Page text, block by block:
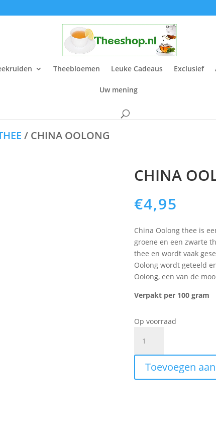
Theebloemen Leuke Cadeaus Exclusief
Uw mening
/ CHINA OOLONG
CHINA
€4,95
China Oolong thee is
groene en een zwarte
thee en wordt vaak
Oolong wordt geteeld
Oolong, een van de
Verpakt per 100 gram
Op voorraad
Oolong
aantal
Toevoegen